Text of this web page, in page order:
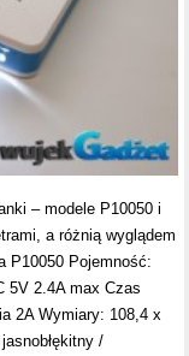
– modele P10050 i
a różnią wyglądem
P10050 Pojemność:
5V 2.4A max Czas
2A Wymiary: 108,4 x
/